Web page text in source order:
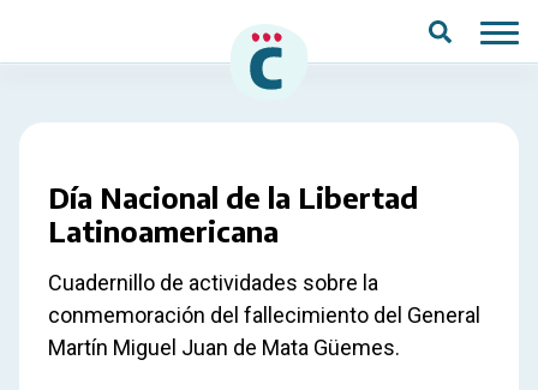
Día Nacional de la Libertad
Latinoamericana
Cuadernillo de actividades sobre la
conmemoración del fallecimiento del General
Martín Miguel Juan de Mata Güemes.